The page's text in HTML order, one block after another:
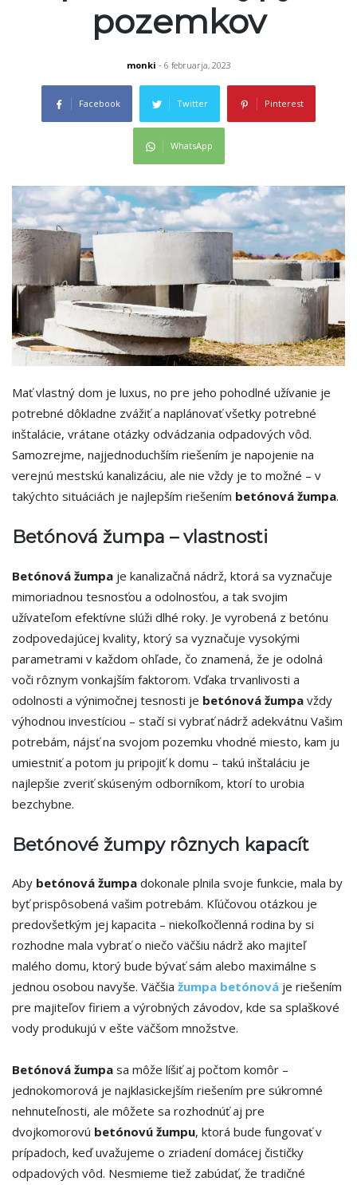
pozemkov
monki - 6 februarja, 2023
Facebook Twitter Pinterest
WhatsApp
Mať vlastný dom je luxus, no pre jeho pohodlné užívanie je
potrebné dôkladne zvážiť a naplánovať všetky potrebné
inštalácie, vrátane otázky odvádzania odpadových vôd.
Samozrejme, najjednoduchším riešením je napojenie na
verejnú mestskú kanalizáciu, ale nie vždy je to možné – v
takýchto situáciách je najlepším riešením betónová žumpa.
Betónová žumpa – vlastnosti
Betónová žumpa je kanalizačná nádrž, ktorá sa vyznačuje
mimoriadnou tesnosťou a odolnosťou, a tak svojim
užívateľom efektívne slúži dlhé roky. Je vyrobená z betónu
zodpovedajúcej kvality, ktorý sa vyznačuje vysokými
parametrami v každom ohľade, čo znamená, že je odolná
voči rôznym vonkajším faktorom. Vďaka trvanlivosti a
odolnosti a výnimočnej tesnosti je betónová žumpa vždy
výhodnou investíciou – stačí si vybrať nádrž adekvátnu Vašim
potrebám, nájsť na svojom pozemku vhodné miesto, kam ju
umiestniť a potom ju pripojiť k domu – takú inštaláciu je
najlepšie zveriť skúseným odborníkom, ktorí to urobia
bezchybne.
Betónové žumpy rôznych kapacít
Aby betónová žumpa dokonale plnila svoje funkcie, mala by
byť prispôsobená vašim potrebám. Kľúčovou otázkou je
predovšetkým jej kapacita – niekoľkočlenná rodina by si
rozhodne mala vybrať o niečo väčšiu nádrž ako majiteľ
malého domu, ktorý bude bývať sám alebo maximálne s
jednou osobou navyše. Väčšia žumpa betónová je riešením
pre majiteľov firiem a výrobných závodov, kde sa splaškové
vody produkujú v ešte väčšom množstve.
Betónová žumpa sa môže líšiť aj počtom komôr –
jednokomorová je najklasickejším riešením pre súkromné
nehnuteľnosti, ale môžete sa rozhodnúť aj pre
dvojkomorovú betónovú žumpu, ktorá bude fungovať v
prípadoch, keď uvažujeme o zriadení domácej čističky
odpadových vôd. Nesmieme tiež zabúdať, že tradičné